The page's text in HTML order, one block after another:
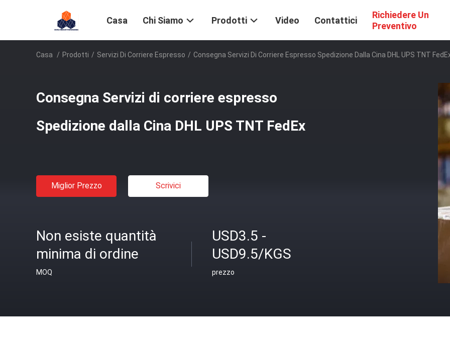
Casa Chi Siamo Prodotti Video Contattici
Richiedere Un
Preventivo
Casa / Prodotti / Servizi Di Corriere Espresso / Consegna Servizi Di Corriere Espresso Spedizione Dalla Cina DHL UPS TNT
Consegna Servizi di corriere espresso
Spedizione dalla Cina DHL UPS TNT FedEx
Miglior Prezzo Scrivici
Non esiste quantità
minima di ordine
MOQ
USD3.5 -
USD9.5/KGS
prezzo